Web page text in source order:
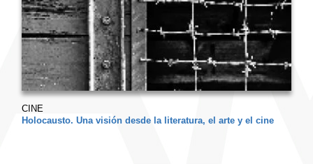
CINE
Holocausto. Una visión desde la literatura, el arte y el cine